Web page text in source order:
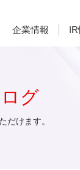
企業情報
グ
だけます。